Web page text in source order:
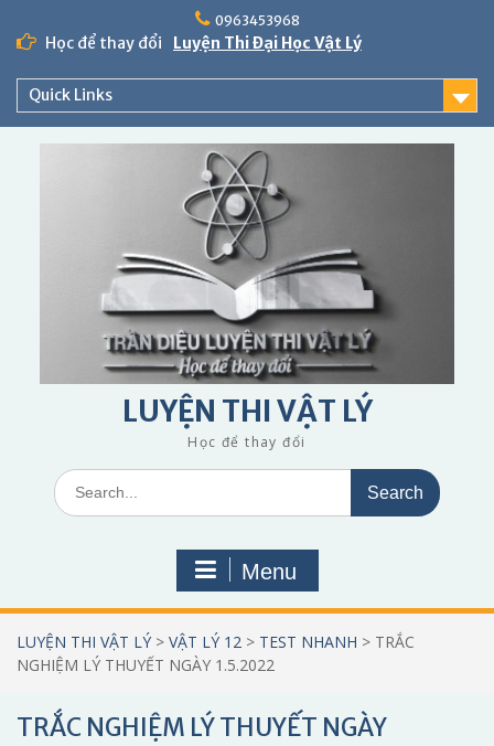
content
0963453968
Học để thay đổi Luyện Thi Đại Học Vật Lý
Quick Links
LUYỆN THI VẬT LÝ
Học để thay đổi
Search
for:
Menu
LUYỆN THI VẬT LÝ > VẬT LÝ 12 > TEST NHANH > TRẮC
NGHIỆM LÝ THUYẾT NGÀY 1.5.2022
TRẮC NGHIỆM LÝ THUYẾT NGÀY